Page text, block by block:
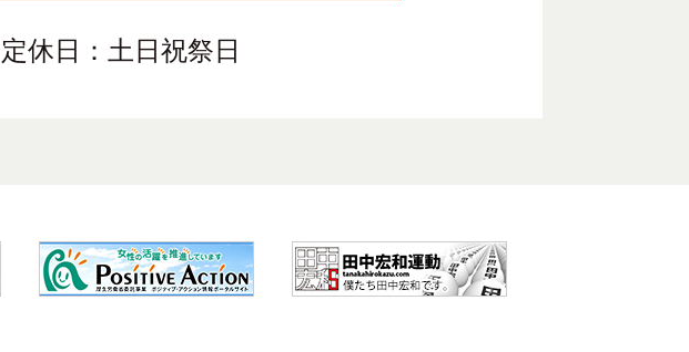
休日：土日祝祭日